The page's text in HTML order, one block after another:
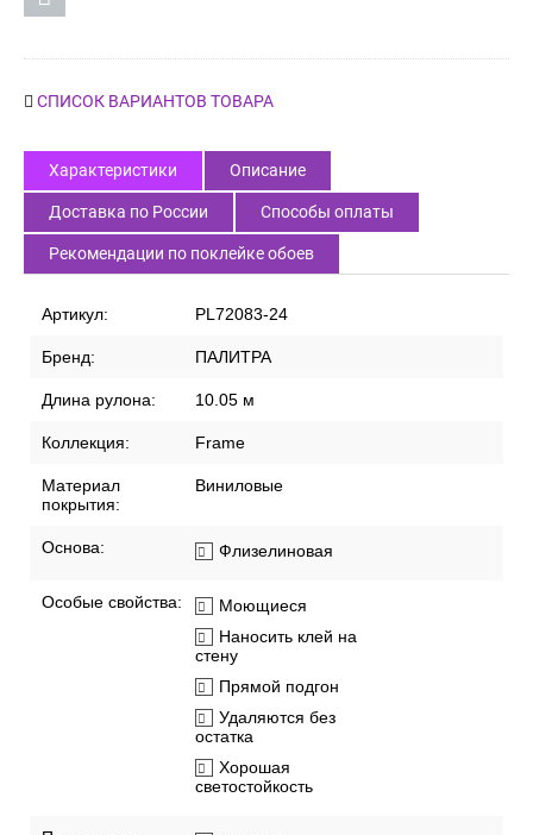
СПИСОК ВАРИАНТОВ ТОВАРА
Характеристики Описание
Доставка по России Способы оплаты
Рекомендации по поклейке обоев
Артикул: PL72083-24
Бренд: ПАЛИТРА
Длина рулона: 10.05 м
Коллекция: Frame
Материал
покрытия:
Виниловые
Основа: Флизелиновая
Особые свойства:
Моющиеся
Наносить клей на
стену
Прямой подгон
Удаляются без
остатка
Хорошая
светостойкость